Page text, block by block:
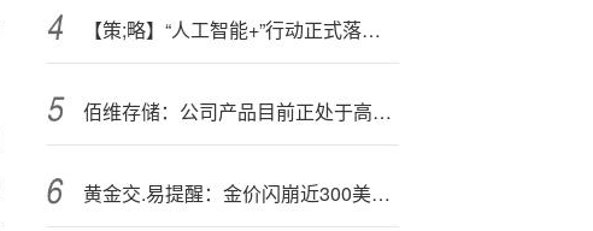
【策;略】“人工智能+”行动正式落地，流动性增量行情有望延续——A股市场投资策略周报
佰维存储：公司产品目前正处于高速发展阶?段!
黄金交.易提醒：金价闪崩近300美元创五年最大单日跌幅，避险神话破灭还是新机遇来临？